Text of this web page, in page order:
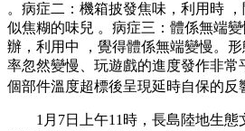
。病症二：機箱披發焦味，利用
似焦糊的味兒 。病症三：體係無
辦，利用中  ，覺得體係無端變慢
率忽然變慢、玩遊戲的進度發作非常
個部件溫度超標後呈現延時自保的反響
1月7日上午11時，長島陸地生態